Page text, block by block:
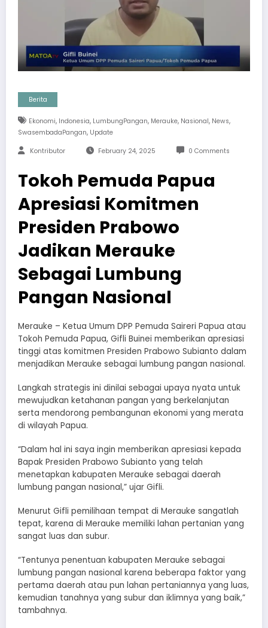
Berita
Ekonomi, Indonesia, LumbungPangan, Merauke, Nasional, News,
SwasembadaPangan, Update
Kontributor February 24, 2025 0 Comments
Tokoh Pemuda Papua
Apresiasi Komitmen
Presiden Prabowo
Jadikan Merauke
Sebagai Lumbung
Pangan Nasional
Merauke – Ketua Umum DPP Pemuda Saireri Papua atau
Tokoh Pemuda Papua, Gifli Buinei memberikan apresiasi
tinggi atas komitmen Presiden Prabowo Subianto dalam
menjadikan Merauke sebagai lumbung pangan nasional.
Langkah strategis ini dinilai sebagai upaya nyata untuk
mewujudkan ketahanan pangan yang berkelanjutan
serta mendorong pembangunan ekonomi yang merata
di wilayah Papua.
“Dalam hal ini saya ingin memberikan apresiasi kepada
Bapak Presiden Prabowo Subianto yang telah
menetapkan kabupaten Merauke sebagai daerah
lumbung pangan nasional,” ujar Gifli.
Menurut Gifli pemilihaan tempat di Merauke sangatlah
tepat, karena di Merauke memiliki lahan pertanian yang
sangat luas dan subur.
“Tentunya penentuan kabupaten Merauke sebagai
lumbung pangan nasional karena beberapa faktor yang
pertama daerah atau pun lahan pertaniannya yang luas,
kemudian tanahnya yang subur dan iklimnya yang baik,”
tambahnya.